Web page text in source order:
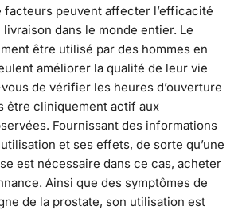
facteurs peuvent affecter l’efficacité
dans le monde entier. Le
être utilisé par des hommes en
améliorer la qualité de leur vie
de vérifier les heures d’ouverture
être cliniquement actif aux
Fournissant des informations
et ses effets, de sorte qu’une
est nécessaire dans ce cas, acheter
Ainsi que des symptômes de
de la prostate, son utilisation est